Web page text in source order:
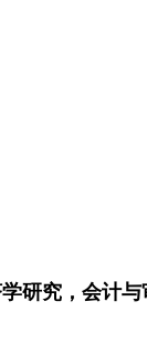
研究，会计